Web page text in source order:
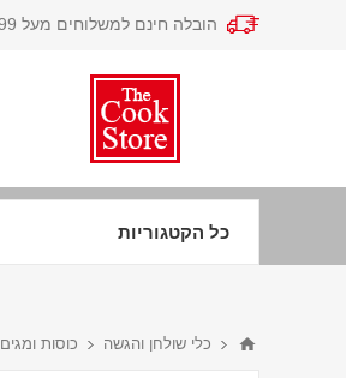
הובלה חינם למשלוחים מעל 299 ש"ח
כל הקטגוריות
כלי שולחן והגשה כוסות ומגים